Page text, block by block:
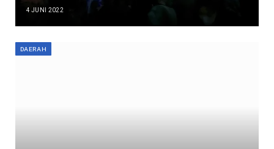
4 JUNI 2022
DAERAH